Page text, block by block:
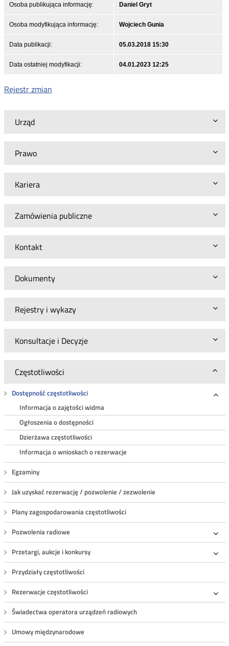
Urząd
Prawo
Kariera
Zamówienia publiczne
Kontakt
Dokumenty
Rejestry i wykazy
Konsultacje i Decyzje
Częstotliwości
Dostępność częstotliwości
Informacja o zajętości widma
Ogłoszenia o dostępności
Dzierżawa częstotliwości
Informacja o wnioskach o rezerwacje
Egzaminy
Jak uzyskać rezerwację / pozwolenie / zezwolenie
Plany zagospodarowania częstotliwości
Pozwolenia radiowe
Przetargi, aukcje i konkursy
Przydziały częstotliwości
Rezerwacje częstotliwości
Świadectwa operatora urządzeń radiowych
Umowy międzynarodowe
Osoba publikująca informację: Daniel Gryt
Osoba modyfikująca informację: Wojciech Gunia
Data publikacji: 05.03.2018 15:30
Data ostatniej modyfikacji: 04.01.2023 12:25
Rejestr zmian